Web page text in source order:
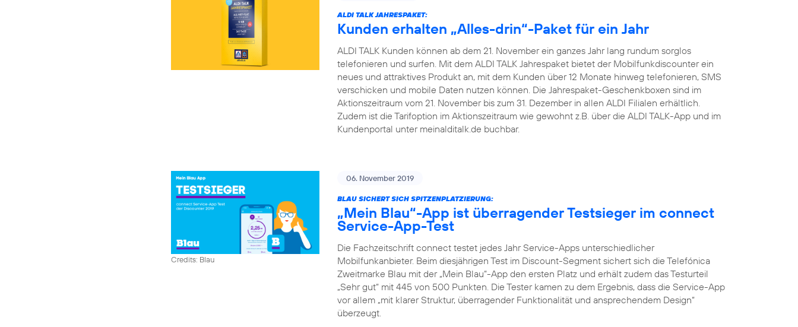
ALDI TALK JAHRESPAKET:
Kunden erhalten „Alles-drin“-Paket für ein Jahr
ALDI TALK Kunden können ab dem 21. November ein ganzes Jahr lang rundum sorglos
telefonieren und surfen. Mit dem ALDI TALK Jahrespaket bietet der Mobilfunkdiscounter ein
neues und attraktives Produkt an, mit dem Kunden über 12 Monate hinweg telefonieren, SMS
verschicken und mobile Daten nutzen können. Die Jahrespaket-Geschenkboxen sind im
Aktionszeitraum vom 21. November bis zum 31. Dezember in allen ALDI Filialen erhältlich.
Zudem ist die Tarifoption im Aktionszeitraum wie gewohnt z.B. über die ALDI TALK-App und im
Kundenportal unter meinalditalk.de buchbar.
Credits: Blau
06. November 2019
BLAU SICHERT SICH SPITZENPLATZIERUNG:
„Mein Blau“-App ist überragender Testsieger im connect
Service-App-Test
Die Fachzeitschrift connect testet jedes Jahr Service-Apps unterschiedlicher
Mobilfunkanbieter. Beim diesjährigen Test im Discount-Segment sichert sich die Telefónica
Zweitmarke Blau mit der „Mein Blau“-App den ersten Platz und erhält zudem das Testurteil
„Sehr gut“ mit 445 von 500 Punkten. Die Tester kamen zu dem Ergebnis, dass die Service-App
vor allem „mit klarer Struktur, überragender Funktionalität und ansprechendem Design“
überzeugt.